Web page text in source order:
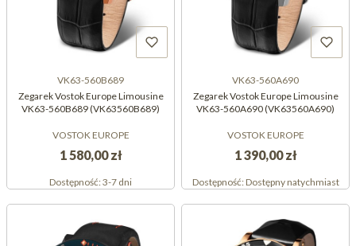
VK63-560B689
Zegarek Vostok Europe Limousine
VK63-560B689 (VK63560B689)
VOSTOK EUROPE
1 580,00 zł
Dostępność:3-7 dni
VK63-560A690
Zegarek Vostok Europe Limousine
VK63-560A690 (VK63560A690)
VOSTOK EUROPE
1 390,00 zł
Dostępność:Dostępny natychmiast